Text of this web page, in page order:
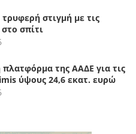
στιγμή με τις
σπίτι
της ΑΑΔΕ για τις
ύψους 24,6 εκατ. ευρώ